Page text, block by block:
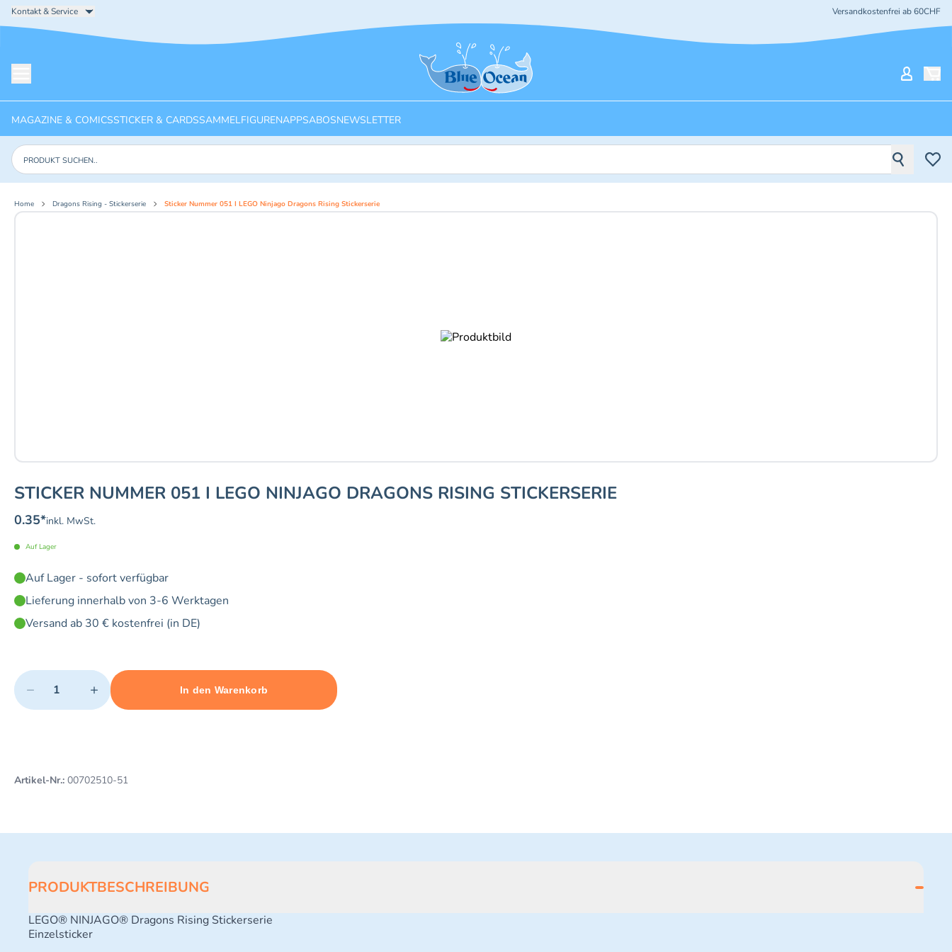
Kontakt & Service Versandkostenfrei ab 60CHF
Startseite
MAGAZINE & COMICSSTICKER & CARDSSAMMELFIGURENAPPSABOSNEWSLETTER
Produkte suchen
Home Dragons Rising - Stickerserie Sticker Nummer 051 I LEGO Ninjago Dragons Rising Stickerserie
STICKER NUMMER 051 I LEGO NINJAGO DRAGONS RISING STICKERSERIE
0.35*inkl. MwSt.
Auf Lager
Auf Lager - sofort verfügbar
Lieferung innerhalb von 3-6 Werktagen
Versand ab 30 € kostenfrei (in DE)
Quantity
− +
Minimum quantity: 1 Maximum quantity: 3
In den Warenkorb
Add 1 item to cart
Artikel-Nr.: 00702510-51
PRODUKTBESCHREIBUNG
LEGO® NINJAGO® Dragons Rising Stickerserie
Einzelsticker